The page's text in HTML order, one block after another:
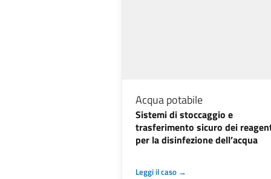
Acqua potabile
Sistemi di stoccaggio e
trasferimento sicuro dei
per la disinfezione dell’acqua
Leggi il caso →